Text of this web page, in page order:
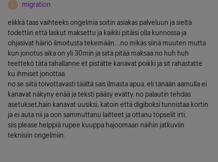
M migration
elikkä taas vaihteeks ongelmia soitin asiakas palveluun ja sieltä
todettiin että laskut maksettu ja kaikki pitäisi olla kunnossa ja
ohjasivat häiriö ilmoitusta tekemään....no mikäs siinä muuten mutta
kun jonotus aika on yli 30min ja siitä pitää maksaa no huh huh
teettekö tätä tahallanne et pistätte kanavat poikki ja sit rahastatte
ku ihmiset jonottaa.
no se siitä toivottavasti täältä sais ilmasta apua. eli tänään aamulla ei
kanavat näkyny enää ja teksti pääsy evätty. no palautin tehdas
asetukset,hain kanavat uusiksi, katoin että digiboksi tunnistaa kortin
ja ei auta nii ja oon sammuttanu laitteet ja ottanu töpselit irti.
siis please helppiä rupee kuuppa hajoomaan näihin jatkuviin
teknisiin ongelmiin.